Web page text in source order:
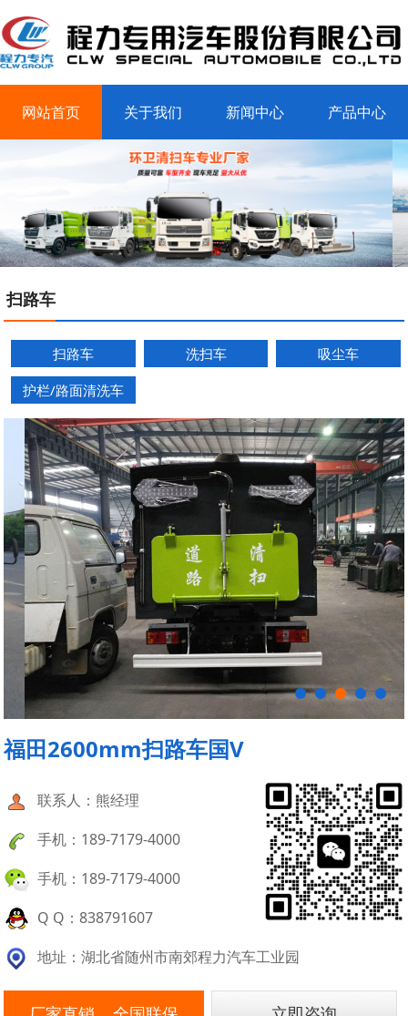
网站首页 关于我们 新闻中心 产品中心
联系我们
扫路车
扫路车 洗扫车
吸尘车
护栏/路面清洗车
福田2600mm扫路车国V
联系人：熊经理
手机：189-7179-4000
手机：189-7179-4000
Q Q：838791607
地址：湖北省随州市南郊程力汽车工业园